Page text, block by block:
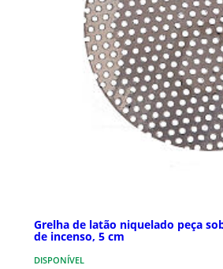
Grelha de latão niquelado peça
de incenso, 5 cm
DISPONÍVEL